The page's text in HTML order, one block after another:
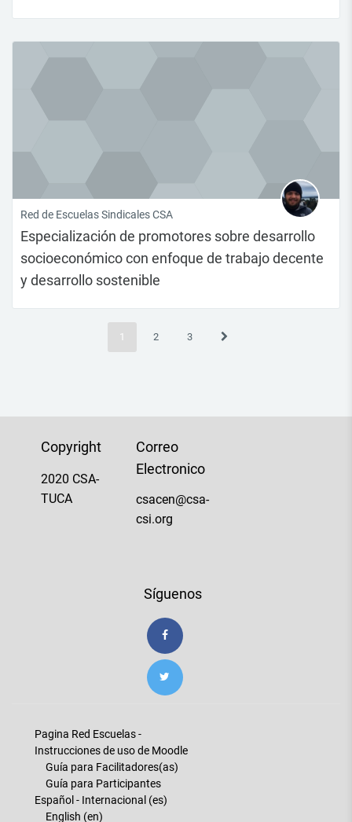
Red de Escuelas Sindicales CSA
Especialización de promotores sobre desarrollo
socioeconómico con enfoque de trabajo decente
y desarrollo sostenible
1 (actual)
2 3 Siguiente página
Copyright
2020 CSA-
TUCA
Correo
Electronico
csacen@csa-
csi.org
Síguenos
Pagina Red Escuelas -
Instrucciones de uso de Moodle
Guía para Facilitadores(as)
Guía para Participantes
Español - Internacional ‎(es)‎
English ‎(en)‎